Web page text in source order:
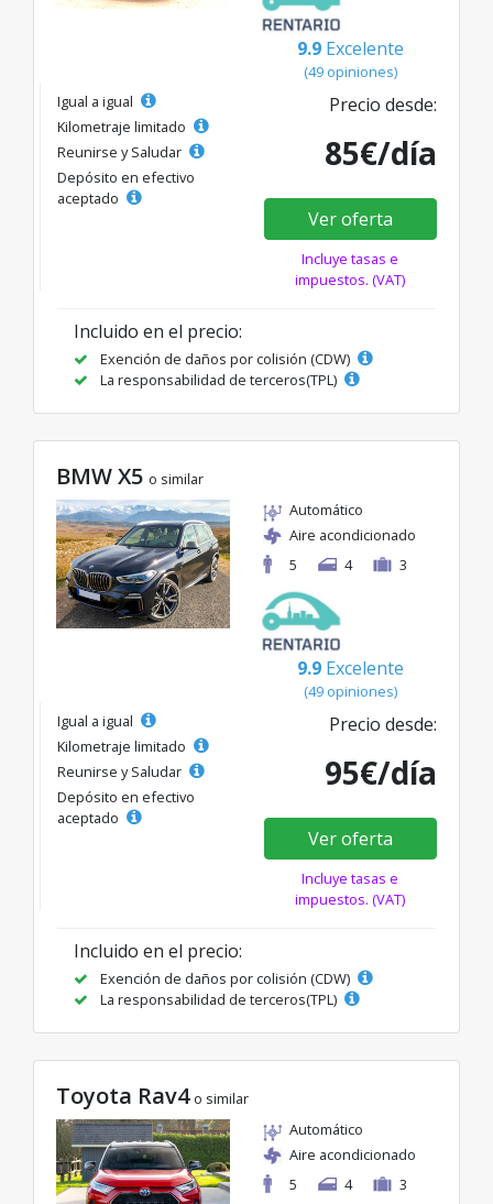
9.9 Excelente
(49 opiniones)
Igual a igual
Kilometraje limitado
Reunirse y Saludar
Depósito en efectivo
aceptado
Precio desde:
85€/día
Ver oferta
Incluye tasas e
impuestos. (VAT)
Incluido en el precio:
Exención de daños por colisión (CDW)
La responsabilidad de terceros(TPL)
BMW X5 o similar
Automático
Aire acondicionado
5
4 3
9.9 Excelente
(49 opiniones)
Igual a igual
Kilometraje limitado
Reunirse y Saludar
Depósito en efectivo
aceptado
Precio desde:
95€/día
Ver oferta
Incluye tasas e
impuestos. (VAT)
Incluido en el precio:
Exención de daños por colisión (CDW)
La responsabilidad de terceros(TPL)
Toyota Rav4 o similar
Automático
Aire acondicionado
5
4 3